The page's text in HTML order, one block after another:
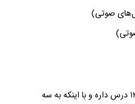
صوتی)
هر کتاب از این مجموعه حدودا ۱۰ تا ۱۲ درس داره و با اینکه به سه